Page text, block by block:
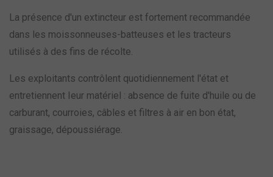
La présence d'un extincteur est fortement recommandée
dans les moissonneuses-batteuses et les tracteurs
utilisés à des fins de récolte.
Les exploitants contrôlent quotidiennement l'état et
entretiennent Ieur matériel : absence de fuite d'huile ou de
carburant, courroies, câbles et filtres à air en bon état,
graissage, dépoussiérage.